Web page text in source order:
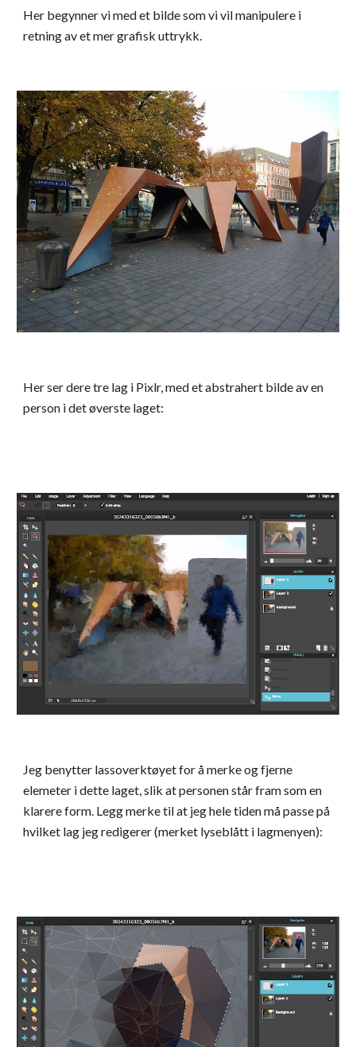
Her begynner vi med et bilde som vi vil manipulere i
retning av et mer grafisk uttrykk.
Her ser dere tre lag i Pixlr, med et abstrahert bilde av en
person i det øverste laget:
Jeg benytter lassoverktøyet for å merke og fjerne
elemeter i dette laget, slik at personen står fram som en
klarere form. Legg merke til at jeg hele tiden må passe på
hvilket lag jeg redigerer (merket lyseblått i lagmenyen):